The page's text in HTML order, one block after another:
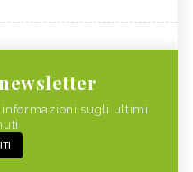
informazioni sugli ultimi